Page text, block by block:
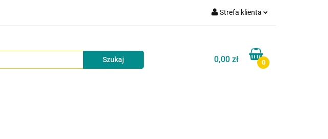
Strefa klienta
Zarejestruj się
Dodaj zgłoszenie
0,00 zł 0